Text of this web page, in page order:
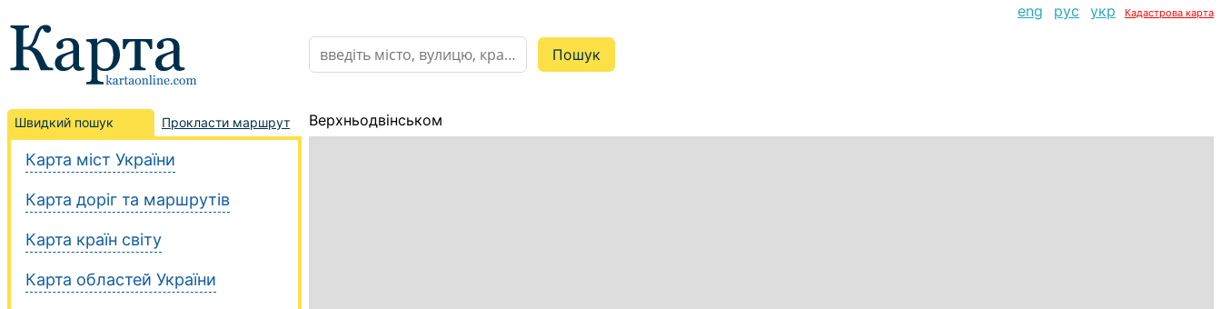
eng рус укр Кадастрова карта
Швидкий пошук Прокласти маршрут
Карта міст України
Карта доріг та маршрутів
Карта країн світу
Карта областей України
Верхньодвінськом